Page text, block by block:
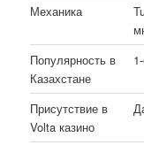
Механика
Популярность в
Казахстане
Присутствие в
Volta казино